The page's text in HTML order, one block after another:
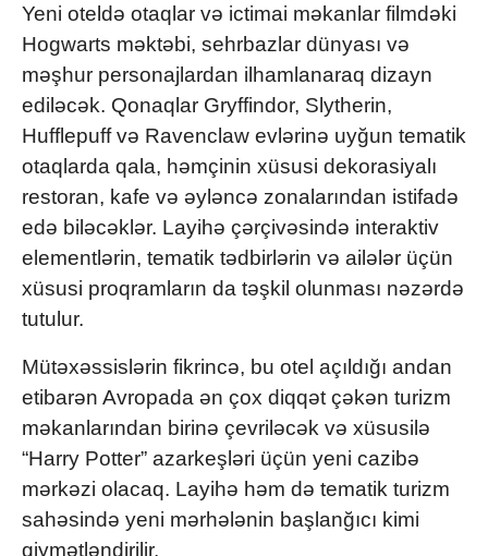
Yeni oteldə otaqlar və ictimai məkanlar filmdəki
Hogwarts məktəbi, sehrbazlar dünyası və
məşhur personajlardan ilhamlanaraq dizayn
ediləcək. Qonaqlar Gryffindor, Slytherin,
Hufflepuff və Ravenclaw evlərinə uyğun tematik
otaqlarda qala, həmçinin xüsusi dekorasiyalı
restoran, kafe və əyləncə zonalarından istifadə
edə biləcəklər. Layihə çərçivəsində interaktiv
elementlərin, tematik tədbirlərin və ailələr üçün
xüsusi proqramların da təşkil olunması nəzərdə
tutulur.
Mütəxəssislərin fikrincə, bu otel açıldığı andan
etibarən Avropada ən çox diqqət çəkən turizm
məkanlarından birinə çevriləcək və xüsusilə
“Harry Potter” azarkeşləri üçün yeni cazibə
mərkəzi olacaq. Layihə həm də tematik turizm
sahəsində yeni mərhələnin başlanğıcı kimi
qiymətləndirilir.